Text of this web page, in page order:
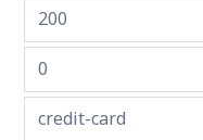
200
0
credit-card